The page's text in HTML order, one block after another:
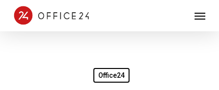
Office24